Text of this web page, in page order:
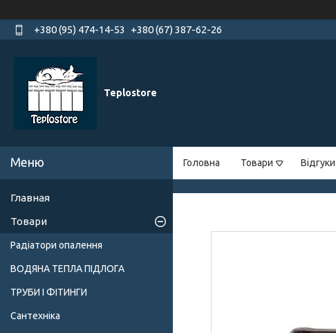
+380 (95) 474-14-53 +380 (67) 387-62-26
Teplostore
Головна Товари Відгуки
Главная
Товари
Радіатори опалення
ВОДЯНА ТЕПЛА ПІДЛОГА
ТРУБИ І ФІТИНГИ
Сантехніка